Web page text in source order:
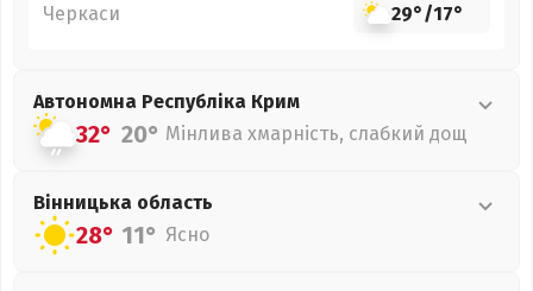
Черкаси 29°/17°
Автономна Республіка Крим
32° 20° Мінлива хмарність, слабкий дощ
Вінницька область
28° 11° Ясно